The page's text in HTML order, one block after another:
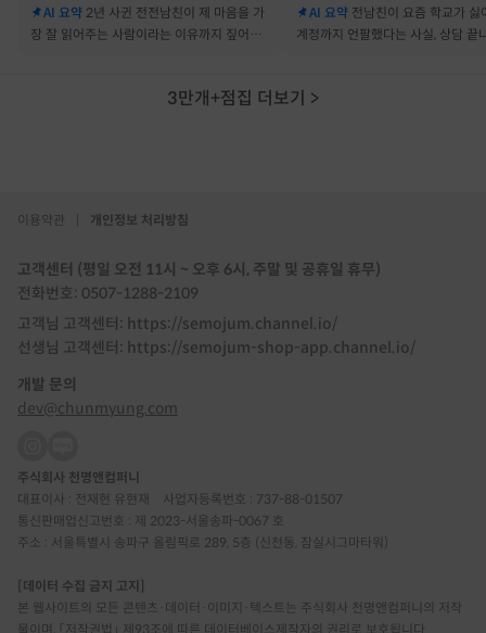
AI 요약 2년 사귄 전전남친이 제 마음을 가
장 잘 읽어주는 사람이라는 이유까지 짚어줘
AI 요약 전남친이 요즘 학교가 싫
계정까지 언팔했다는 사실, 상담 끝
3만개+점집 더보기 >
이용약관 개인정보 처리방침
고객센터 (평일 오전 11시 ~ 오후 6시, 주말 및 공휴일 휴무)
전화번호: 0507-1288-2109
고객님 고객센터: https://semojum.channel.io/
선생님 고객센터: https://semojum-shop-app.channel.io/
개발 문의
dev@chunmyung.com
주식회사 천명앤컴퍼니
대표이사 : 전재현 유현재 사업자등록번호 : 737-88-01507
통신판매업신고번호 : 제 2023-서울송파-0067 호
주소 : 서울특별시 송파구 올림픽로 289, 5층 (신천동, 잠실시그마타워)
[데이터 수집 금지 고지]
본 웹사이트의 모든 콘텐츠·데이터·이미지·텍스트는 주식회사 천명앤컴퍼니의 저작
물이며, 「저작권법」 제93조에 따른 데이터베이스제작자의 권리로 보호됩니다.